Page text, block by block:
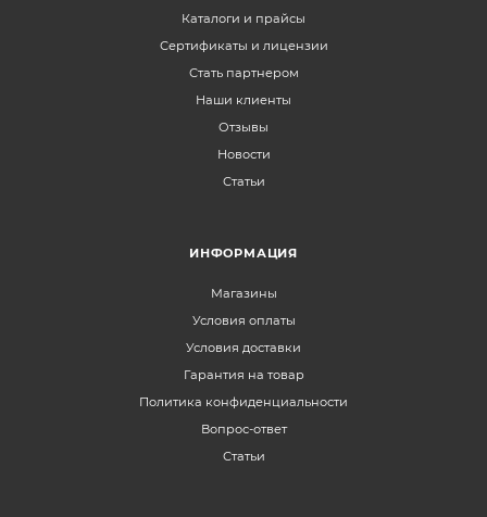
Каталоги и прайсы
Сертификаты и лицензии
Стать партнером
Наши клиенты
Отзывы
Новости
Статьи
ИНФОРМАЦИЯ
Магазины
Условия оплаты
Условия доставки
Гарантия на товар
Политика конфиденциальности
Вопрос-ответ
Статьи